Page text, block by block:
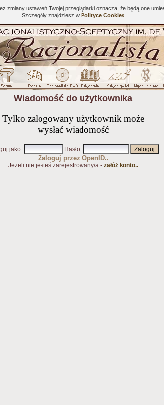
ustawień Twojej przeglądarki oznacza, że będą one
Szczegóły znajdziesz w Polityce Cookies
Wiadomość do użytkownika
Tylko zalogowany użytkownik może
wysłać wiadomość
jako: Hasło:
Zaloguj przez OpenID..
Jeżeli nie jesteś zarejestrowany/a - załóż konto..